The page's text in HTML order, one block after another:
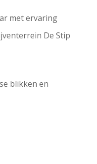
met ervaring
De Stip
blikken en